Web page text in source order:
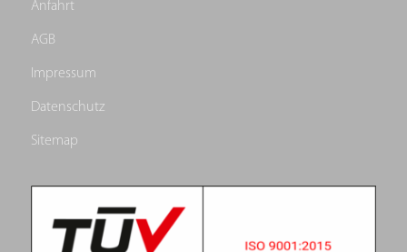
Anfahrt
AGB
Impressum
Datenschutz
Sitemap